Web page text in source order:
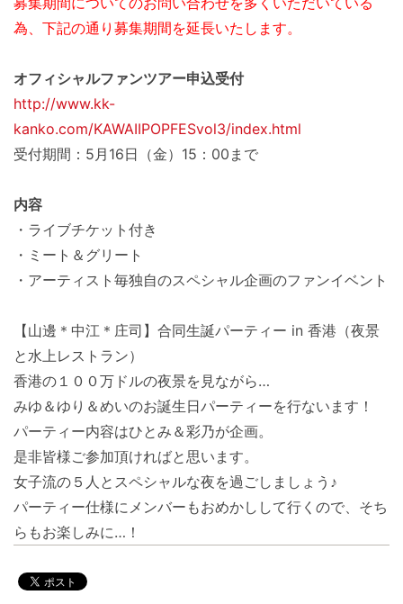
為、下記の通り募集期間を延長いたします。
オフィシャルファンツアー申込受付
http://www.kk-
kanko.com/KAWAIIPOPFESvol3/index.html
受付期間：5月16日（金）15：00まで
内容
・ライブチケット付き
・ミート＆グリート
・アーティスト毎独自のスペシャル企画のファンイベント
【山邊＊中江＊庄司】合同生誕パーティー in 香港（夜景
と水上レストラン）
香港の１００万ドルの夜景を見ながら…
みゆ＆ゆり＆めいのお誕生日パーティーを行ないます！
パーティー内容はひとみ＆彩乃が企画。
是非皆様ご参加頂ければと思います。
女子流の５人とスペシャルな夜を過ごしましょう♪
パーティー仕様にメンバーもおめかしして行くので、そち
らもお楽しみに…！